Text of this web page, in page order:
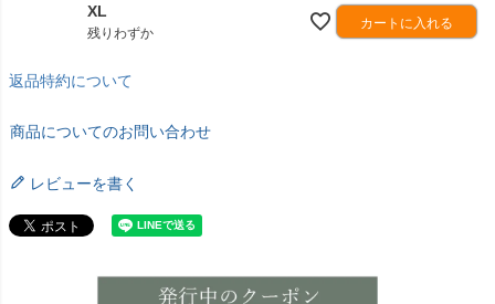
XL
残りわずか
カートに入れる
返品特約について
商品についてのお問い合わせ
レビューを書く